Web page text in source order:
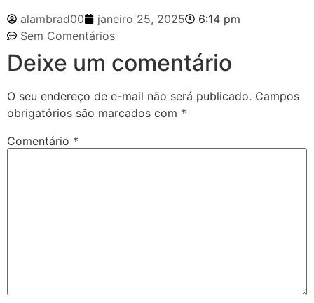
alambrad00
janeiro 25, 2025
6:14 pm
Sem Comentários
Deixe um comentário
O seu endereço de e-mail não será publicado. Campos
obrigatórios são marcados com *
Comentário *